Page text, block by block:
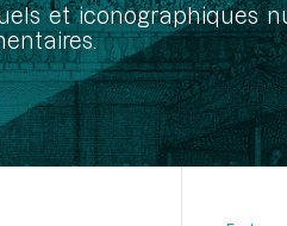
et iconographiques